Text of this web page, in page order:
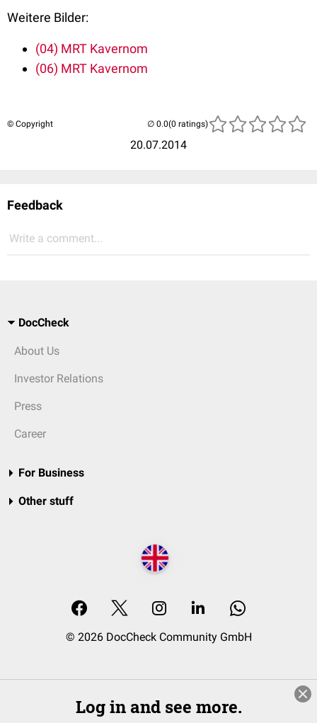
Weitere Bilder:
(04) MRT Kavernom
(06) MRT Kavernom
© Copyright
20.07.2014
(0 ratings)
Feedback
Write a comment...
DocCheck
About Us
Investor Relations
Press
Career
For Business
Other stuff
© 2026 DocCheck Community GmbH
Log in and see more.